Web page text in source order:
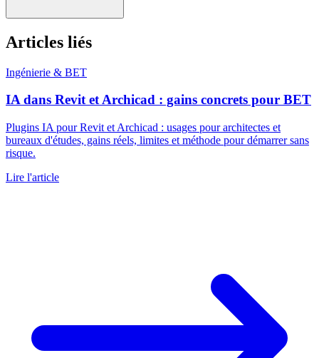
Articles liés
Ingénierie & BET
IA dans Revit et Archicad : gains concrets pour BET
Plugins IA pour Revit et Archicad : usages pour architectes et
bureaux d'études, gains réels, limites et méthode pour démarrer sans
risque.
Lire l'article